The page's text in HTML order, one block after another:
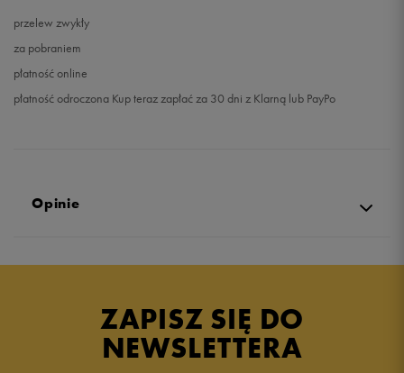
przelew zwykły
za pobraniem
płatność online
płatność odroczona Kup teraz zapłać za 30 dni z Klarną lub PayPo
Opinie
4.9
zebranych i zweryfikowanych przez
ZAPISZ SIĘ DO
NEWSLETTERA